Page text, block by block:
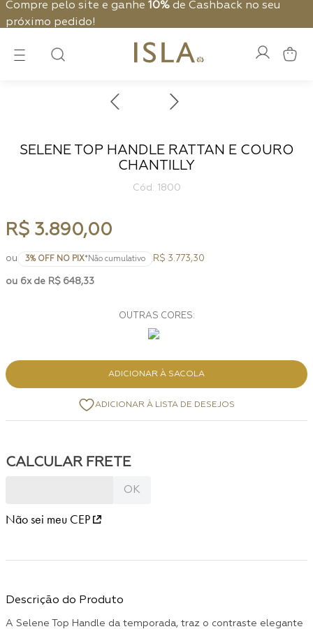
Compre pelo site e ganhe 10% de Cashback no seu
próximo pedido!
SELENE TOP HANDLE RATTAN E COURO
CHANTILLY
: 1800
R$ 3.890,00
ou 3% OFF NO PIX*Não cumulativo R$ 3.773,30
6 R$ 648,33
ADICIONAR À SACOLA
Não sei meu CEP
Descrição do Produto
A Selene Top Handle da temporada, traz o contraste elegante